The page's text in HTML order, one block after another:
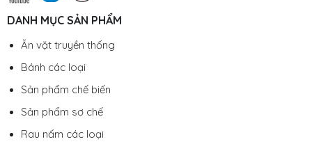
DANH MỤC SẢN PHẨM
Ăn vặt truyền thống
Bánh các loại
Sản phẩm chế biến
Sản phẩm sơ chế
Rau nấm các loại